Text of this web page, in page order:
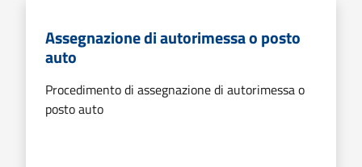
Assegnazione di autorimessa o posto
auto
Procedimento di assegnazione di autorimessa o
posto auto